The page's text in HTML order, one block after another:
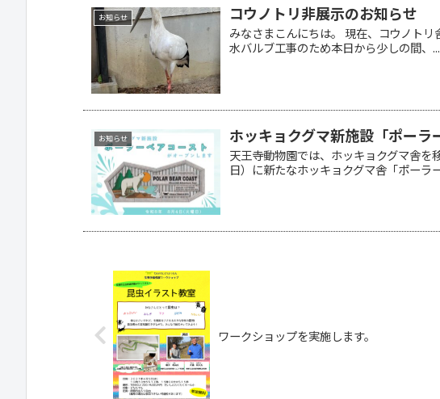
お知らせ コウノトリ非展示のお知らせ
みなさまこんにちは。 現在、コウノト
水バルブ工事のため本日から少しの間、...
お知らせ ホッキョクグマ新施設「ポー
天王寺動物園では、ホッキョクグマ舎
日）に新たなホッキョクグマ舎「ポーラ
ワークショップを実施します。